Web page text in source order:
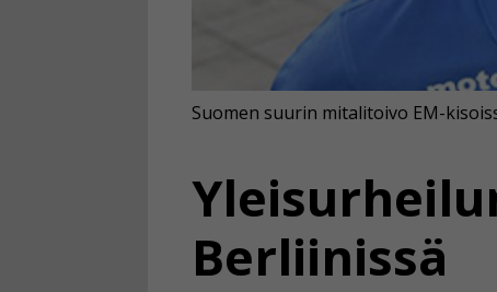
Berliinissä
Suomen suurin mitalitoivo EM-